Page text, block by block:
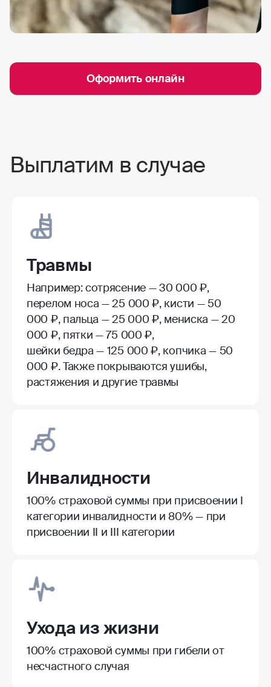
Оформить онлайн
Выплатим в случае
Травмы
Например: сотрясение — 30 000 ₽,
перелом носа — 25 000 ₽, кисти — 50
000 ₽, пальца — 25 000 ₽, мениска — 20
000 ₽, пятки — 75 000 ₽,
шейки бедра — 125 000 ₽, копчика — 50
000 ₽. Также покрываются ушибы,
растяжения и другие травмы
Инвалидности
100% страховой суммы при присвоении I
категории инвалидности и 80% — при
присвоении II и III категории
Ухода из жизни
100% страховой суммы при гибели от
несчастного случая